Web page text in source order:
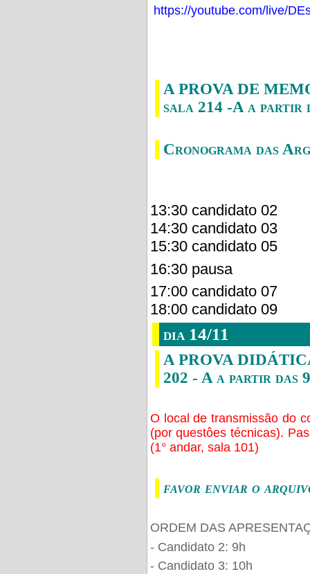
https://youtube.com/live/
A PROVA DE
sala 214 -A a partir
Cronograma das
13:30 candidato 02
14:30 candidato 03
15:30 candidato 05
16:30 pausa
17:00 candidato 07
18:00 candidato 09
dia 14/11
A PROVA
202 - A a partir das
O local de transmissão do
(por questôes técnicas).
(1° andar, sala 101)
favor enviar o
ORDEM DAS
- Candidato 2: 9h
- Candidato 3: 10h